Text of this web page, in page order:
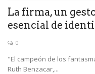
La firma, un
esencial de
0
"El campeón de los
Ruth Benzacar,...